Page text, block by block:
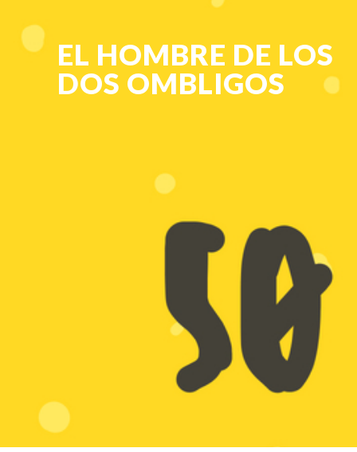
EL HOMBRE DE LOS
DOS OMBLIGOS